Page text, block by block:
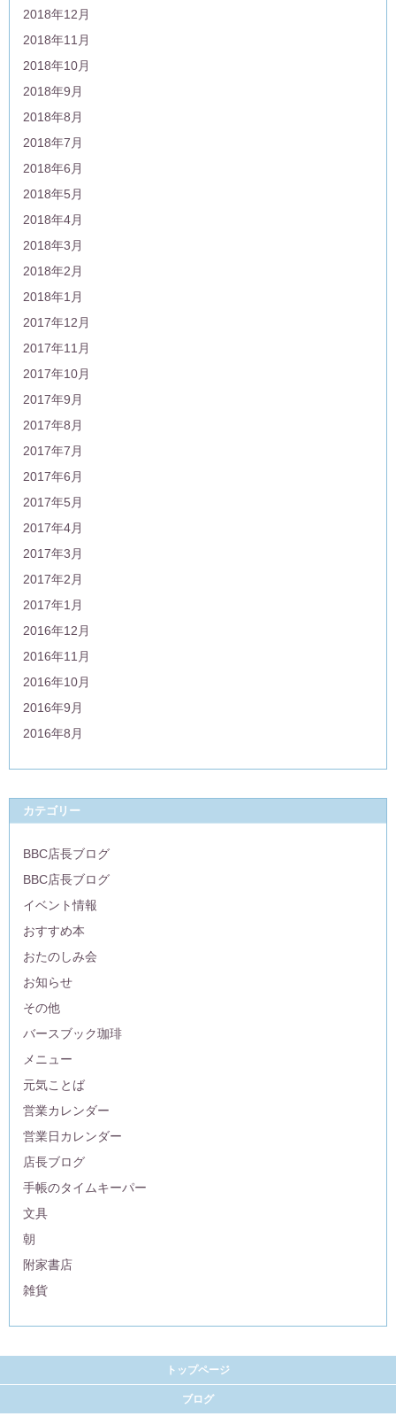
2018年12月
2018年11月
2018年10月
2018年9月
2018年8月
2018年7月
2018年6月
2018年5月
2018年4月
2018年3月
2018年2月
2018年1月
2017年12月
2017年11月
2017年10月
2017年9月
2017年8月
2017年7月
2017年6月
2017年5月
2017年4月
2017年3月
2017年2月
2017年1月
2016年12月
2016年11月
2016年10月
2016年9月
2016年8月
カテゴリー
BBC店長ブログ
BBC店長ブログ
イベント情報
おすすめ本
おたのしみ会
お知らせ
その他
バースブック珈琲
メニュー
元気ことば
営業カレンダー
営業日カレンダー
店長ブログ
手帳のタイムキーパー
文具
朝
附家書店
雑貨
トップページ
ブログ